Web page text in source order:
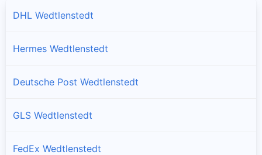
DHL Wedtlenstedt
Hermes Wedtlenstedt
Deutsche Post Wedtlenstedt
GLS Wedtlenstedt
FedEx Wedtlenstedt